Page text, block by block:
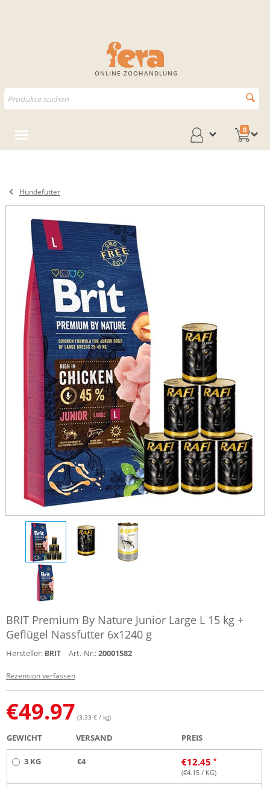
ONLINE-ZOOHANDLUNG
0
Hundefutter
BRIT Premium By Nature Junior Large L 15 kg +
Geflügel Nassfutter 6x1240 g
Hersteller: BRIT Art.-Nr.:20001582
Rezension verfassen
€49.97 (3.33 € / kg)
GEWICHT VERSAND PREIS
3 KG €4 €12.45
(€4.15 / KG)